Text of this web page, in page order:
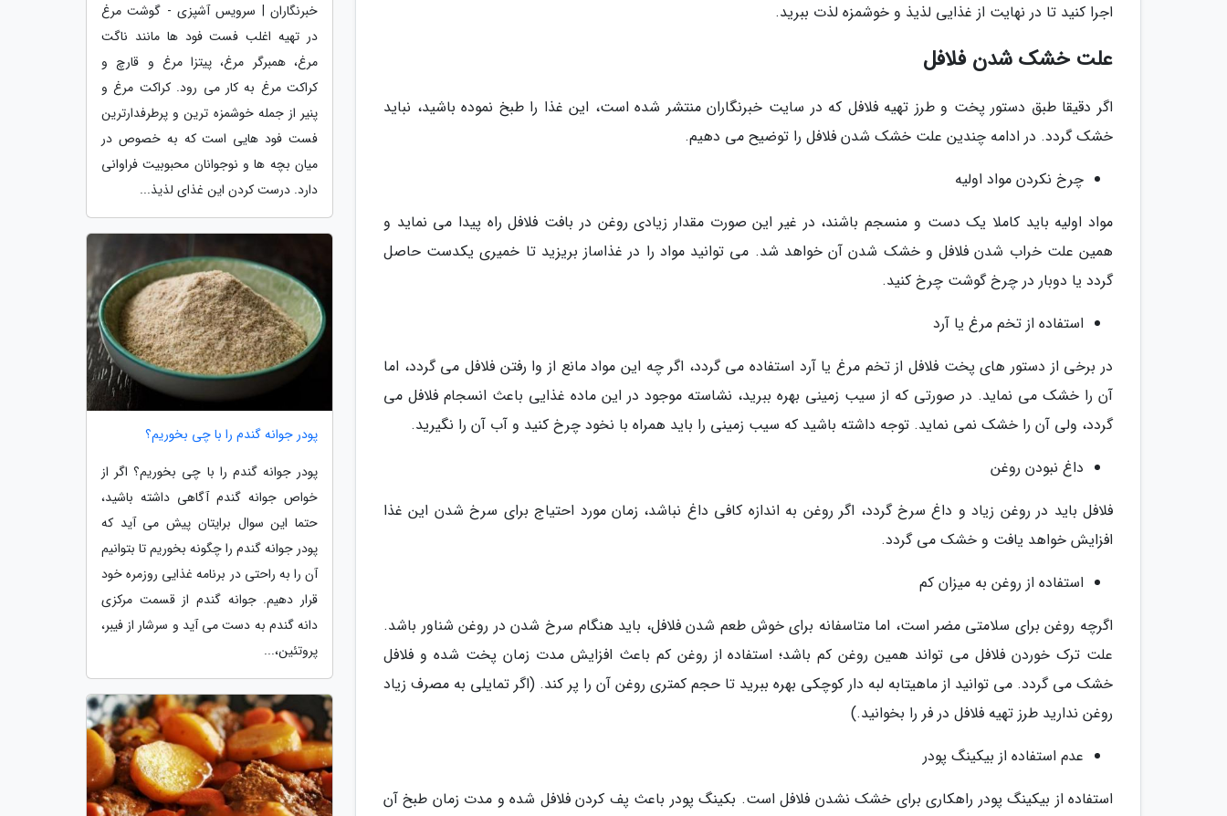
اجرا کنید تا در نهایت از غذایی لذیذ و خوشمزه لذت ببرید.
علت خشک شدن فلافل
اگر دقیقا طبق دستور پخت و طرز تهیه فلافل که در سایت خبرنگاران منتشر شده است، این غذا را طبخ نموده باشید، نباید
خشک گردد. در ادامه چندین علت خشک شدن فلافل را توضیح می دهیم.
چرخ نکردن مواد اولیه
مواد اولیه باید کاملا یک دست و منسجم باشند، در غیر این صورت مقدار زیادی روغن در بافت فلافل راه پیدا می نماید و
همین علت خراب شدن فلافل و خشک شدن آن خواهد شد. می توانید مواد را در غذاساز بریزید تا خمیری یکدست حاصل
گردد یا دوبار در چرخ گوشت چرخ کنید.
استفاده از تخم مرغ یا آرد
در برخی از دستور های پخت فلافل از تخم مرغ یا آرد استفاده می گردد، اگر چه این مواد مانع از وا رفتن فلافل می گردد، اما
آن را خشک می نماید. در صورتی که از سیب زمینی بهره ببرید، نشاسته موجود در این ماده غذایی باعث انسجام فلافل می
گردد، ولی آن را خشک نمی نماید. توجه داشته باشید که سیب زمینی را باید همراه با نخود چرخ کنید و آب آن را نگیرید.
داغ نبودن روغن
فلافل باید در روغن زیاد و داغ سرخ گردد، اگر روغن به اندازه کافی داغ نباشد، زمان مورد احتیاج برای سرخ شدن این غذا
افزایش خواهد یافت و خشک می گردد.
استفاده از روغن به میزان کم
اگرچه روغن برای سلامتی مضر است، اما متاسفانه برای خوش طعم شدن فلافل، باید هنگام سرخ شدن در روغن شناور باشد.
علت ترک خوردن فلافل می تواند همین روغن کم باشد؛ استفاده از روغن کم باعث افزایش مدت زمان پخت شده و فلافل
خشک می گردد. می توانید از ماهیتابه لبه دار کوچکی بهره ببرید تا حجم کمتری روغن آن را پر کند. (اگر تمایلی به مصرف زیاد
روغن ندارید طرز تهیه فلافل در فر را بخوانید.)
عدم استفاده از بیکینگ پودر
استفاده از بیکینگ پودر راهکاری برای خشک نشدن فلافل است. بکینگ پودر باعث پف کردن فلافل شده و مدت زمان طبخ آن
خبرنگاران | سرویس آشپزی - گوشت مرغ
در تهیه اغلب فست فود ها مانند ناگت
مرغ، همبرگر مرغ، پیتزا مرغ و قارچ و
کراکت مرغ به کار می رود. کراکت مرغ و
پنیر از جمله خوشمزه ترین و پرطرفدارترین
فست فود هایی است که به خصوص در
میان بچه ها و نوجوانان محبوبیت فراوانی
دارد. درست کردن این غذای لذیذ...
پودر جوانه گندم را با چی بخوریم؟
پودر جوانه گندم را با چی بخوریم؟ اگر از
خواص جوانه گندم آگاهی داشته باشید،
حتما این سوال برایتان پیش می آید که
پودر جوانه گندم را چگونه بخوریم تا بتوانیم
آن را به راحتی در برنامه غذایی روزمره خود
قرار دهیم. جوانه گندم از قسمت مرکزی
دانه گندم به دست می آید و سرشار از فیبر،
پروتئین،...